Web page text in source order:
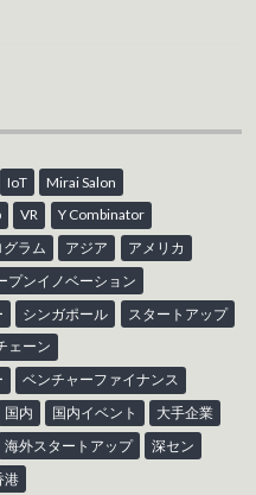
IoT
Mirai Salon
VR
Y Combinator
ラム アジア
アメリカ
プンイノベーション
シンガポール
スタートアップ
ェーン
ベンチャーファイナンス
国内 国内イベント
大手企業
海外スタートアップ
深セン
港